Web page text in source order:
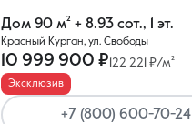
Дом 90 м² + 8.93 сот., 1 эт.
Красный Курган, ул. Свободы
10 999 900 ₽ 122 221 ₽/м²
Эксклюзив
+7 (800) 600-70-24